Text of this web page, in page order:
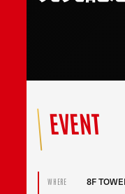
EVENT
WHERE 8F